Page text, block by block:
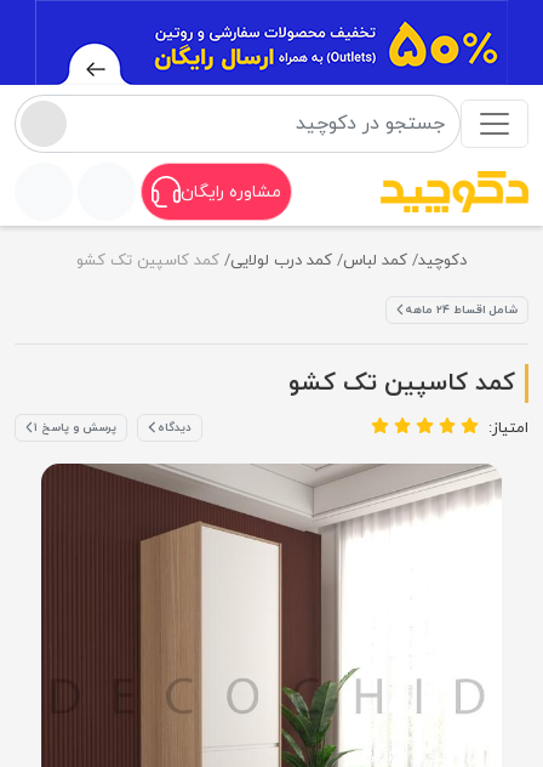
مشاوره رایگان
دکوچید کمد لباس کمد درب لولایی کمد کاسپین تک کشو
شامل اقساط ۲۴ ماهه
کمد کاسپین تک کشو
امتیاز: دیدگاه پرسش و پاسخ ۱